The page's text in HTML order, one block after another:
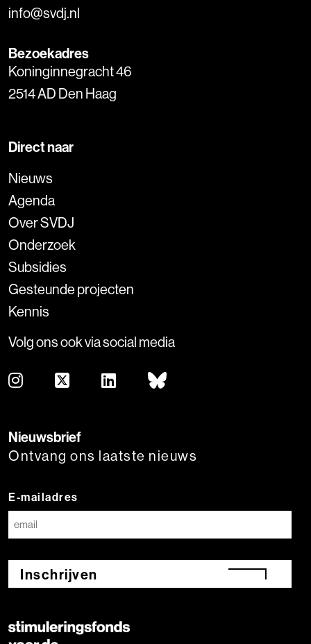
info@svdj.nl
Bezoekadres
Koninginnegracht 46
2514 AD Den Haag
Direct naar
Nieuws
Agenda
Over SVDJ
Onderzoek
Subsidies
Gesteunde projecten
Kennis
Volg ons ook via social media
Nieuwsbrief
Ontvang ons laatste nieuws
E-mailadres
Inschrijven